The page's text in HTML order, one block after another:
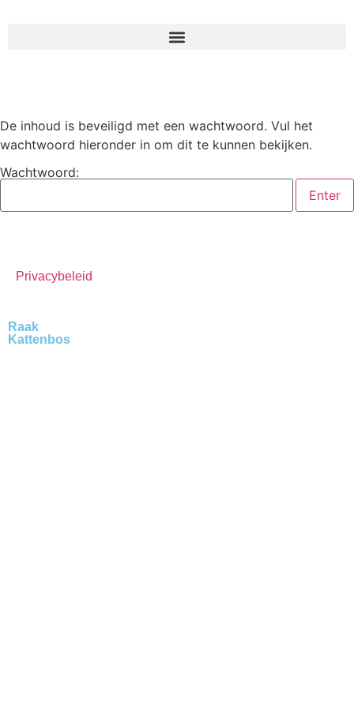
De inhoud is beveiligd met een wachtwoord. Vul het
wachtwoord hieronder in om dit te kunnen bekijken.
Wachtwoord:
Privacybeleid
Raak
Kattenbos